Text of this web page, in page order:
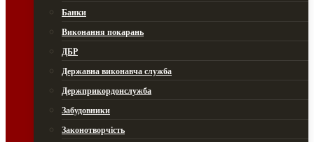
Банки
Виконання покарань
ДБР
Державна виконавча служба
Держприкордонслужба
Забудовники
Законотворчість